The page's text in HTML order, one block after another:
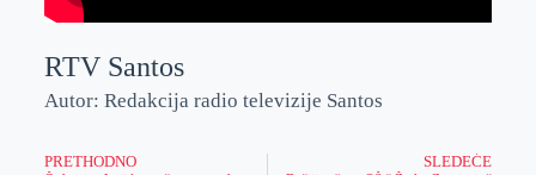
RTV Santos
Autor: Redakcija radio televizije Santos
PRETHODNO SLEDEĆE